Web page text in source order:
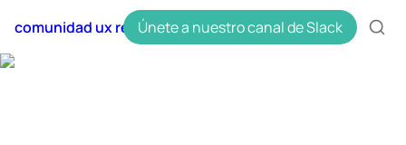
comunidad ux research en español uxres
Únete a nuestro canal de Slack